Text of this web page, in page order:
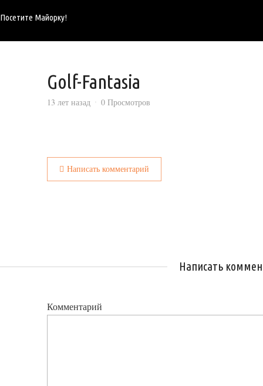
Посетите Майорку!
Golf-Fantasia
13 лет назад 0 Просмотров
Написать комментарий
Написать
Комментарий